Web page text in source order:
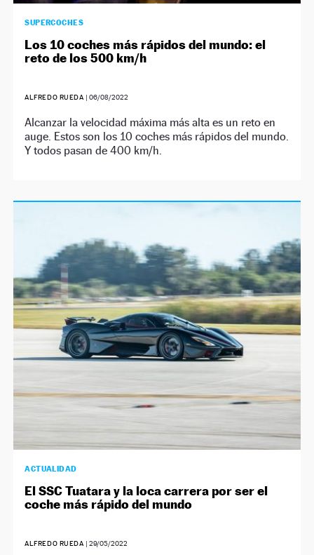
SUPERCOCHES
Los 10 coches más rápidos del mundo: el
reto de los 500 km/h
ALFREDO RUEDA | 06/08/2022
Alcanzar la velocidad máxima más alta es un reto en
auge. Estos son los 10 coches más rápidos del mundo.
Y todos pasan de 400 km/h.
ACTUALIDAD
El SSC Tuatara y la loca carrera por ser el
coche más rápido del mundo
ALFREDO RUEDA | 29/05/2022